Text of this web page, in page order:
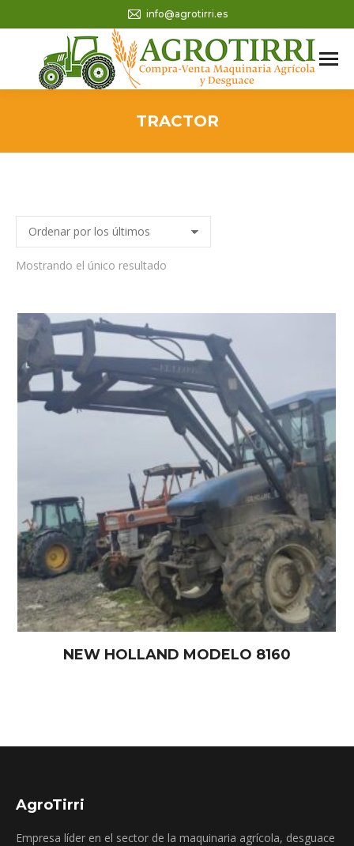
info@agrotirri.es
TRACTOR
Mostrando el único resultado
NEW HOLLAND MODELO 8160
AgroTirri
Empresa líder en el sector de la maquinaria agrícola, desguace